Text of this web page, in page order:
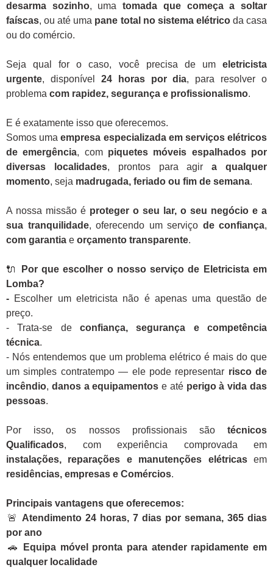
desarma sozinho, umatomada que começa a soltar
faíscas, ou até uma pane total no sistema elétricoda casa
ou do comércio.
Seja qual for o caso, você precisa de um eletricista
urgente, disponível 24 horas por dia, para resolver o
problema com rapidez, segurança e profissionalismo.
E é exatamente isso que oferecemos.
Somos umaempresa especializada em serviços elétricos
de emergência, com piquetes móveis espalhados por
diversas localidades, prontos para agira qualquer
momento, seja madrugada, feriado ou fim de semana.
A nossa missão é proteger o seu lar, o seu negócio e a
sua tranquilidade, oferecendo um serviço de confiança,
com garantia e orçamento transparente.
🔌
Por que escolher o nosso serviço de Eletricista em
Lomba?
- Escolher um eletricista não é apenas uma questão de
preço.
- Trata-se de confiança, segurança e competência
técnica.
- Nós entendemos que um problema elétrico é mais do que
um simples contratempo — ele pode representar risco de
incêndio, danos a equipamentos e até perigo à vida das
pessoas.
Por isso, os nossos profissionais são técnicos
Qualificados, com experiência comprovada em
instalações, reparações e manutenções elétricasem
residências, empresas e Comércios.
Principais vantagens que oferecemos:
🚨 Atendimento 24 horas, 7 dias por semana, 365 dias
por ano
🚗
Equipa móvel pronta para atender rapidamente em
qualquer localidade